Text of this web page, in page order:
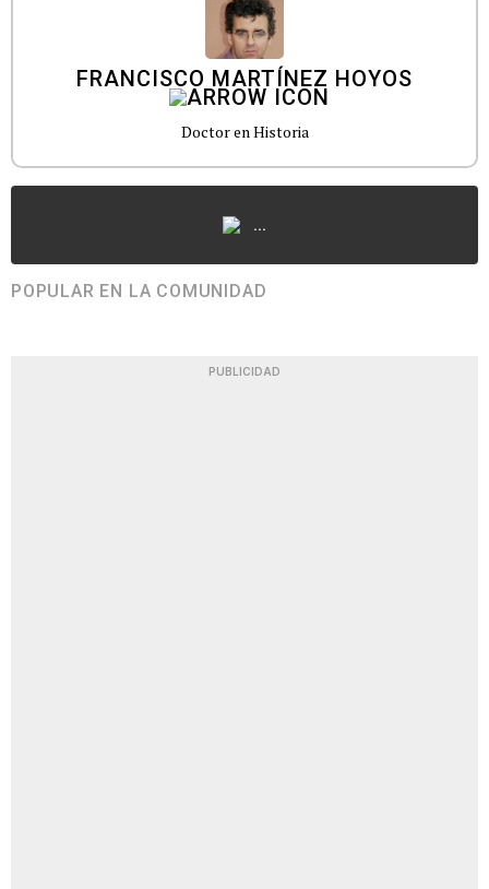
FRANCISCO MARTÍNEZ HOYOS
Doctor en Historia
...
POPULAR EN LA COMUNIDAD
PUBLICIDAD